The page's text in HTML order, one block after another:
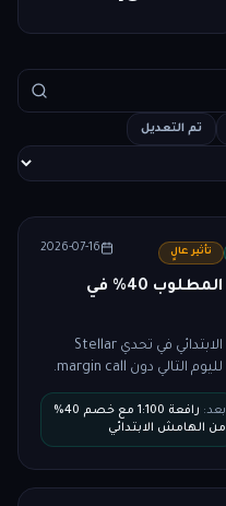
تم التعديل
تأثير عالٍ 2026-07-16
FundedNext يخفض الهامش المطلوب 40% في
قلل FundedNext متطلبات الهامش الابتدائي في تحدي Stellar
بعد:
رافعة 1:100 مع خصم 40%
من الهامش الابتدائي